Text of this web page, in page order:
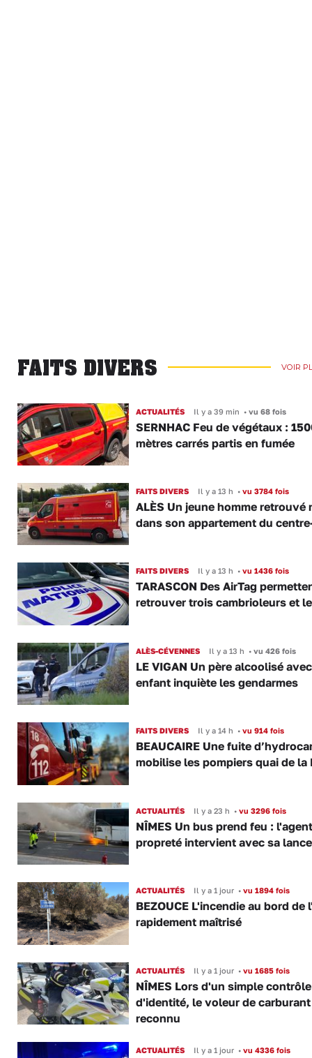
FAITS DIVERS VOIR
ACTUALITÉS Il y a 39 min •vu 68 fois
SERNHAC Feu de végétaux :
mètres carrés partis en fumée
FAITS DIVERS Il y a 13 h •vu 3784 fois
ALÈS Un jeune homme retrouvé
dans son appartement du
FAITS DIVERS Il y a 13 h •vu 1436 fois
TARASCON Des AirTag
retrouver trois cambrioleurs et
ALÈS-CÉVENNES Il y a 13 h •vu 426 fois
LE VIGAN Un père alcoolisé
enfant inquiète les gendarmes
FAITS DIVERS Il y a 14 h •vu 914 fois
BEAUCAIRE Une fuite
mobilise les pompiers quai de la
ACTUALITÉS Il y a 23 h •vu 3296 fois
NÎMES Un bus prend feu :
propreté intervient avec sa lance
ACTUALITÉS Il y a 1 jour •vu 1894 fois
BEZOUCE L'incendie au bord de
rapidement maîtrisé
ACTUALITÉS Il y a 1 jour •vu 1685 fois
NÎMES Lors d'un simple contrôle
d'identité, le voleur de
reconnu
ACTUALITÉS Il y a 1 jour •vu 4336 fois